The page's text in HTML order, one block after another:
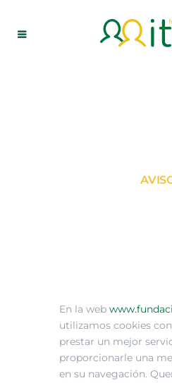
En la web
utilizamos cookies
prestar un mejor
proporcionarle una
en su navegación.